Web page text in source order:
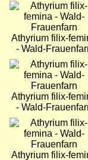
Bild
Athyrium filix-
- Wald-
Bild
Athyrium filix-
- Wald-
Bild
Athyrium filix-